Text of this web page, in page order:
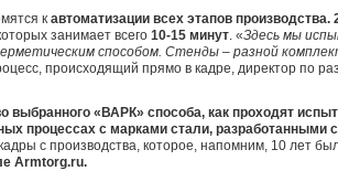
к автоматизации всех этапов производства.
занимает всего 10-15 минут. «Здесь мы
способом. Стенды – разной
происходящий прямо в кадре, директор по
выбранного «ВАРК» способа, как проходят
процессах с марками стали, разработанными
с производства, которое, напомним, 10 лет
Armtorg.ru.